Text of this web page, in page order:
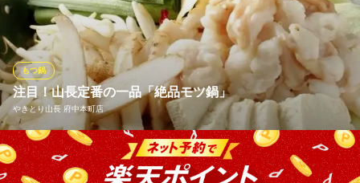
こそ提供できるプルプル濃厚なモツをぜひご堪能ください。お出
汁は、醤油・味噌・塩の３種類からお選び頂けます。豚ばらやチ
ーズ、野菜など種類豊富な追加トッピング、激辛の素での味変、
〆も色々お楽しみ頂けます。ぜひご賞味ください。
やきとり山長 総本店
やきとり居酒屋
京王線府中駅 徒歩1分
東京都府中市府中町1-6-3 倉林ビル2F
注目！山長定番の一品「絶品モツ鍋」
やきとり山長 府中本町店
もつ鍋
「山長」のもつ鍋は季節問わず人気が高い一品です。新鮮だから
こそ提供できる、プルプル濃厚なモツをご堪能ください。お出汁